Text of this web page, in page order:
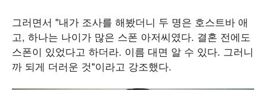
그러면서 "내가 조사를 해봤더니 두 명은 호스트바 애
고, 하나는 나이가 많은 스폰 아저씨였다. 결혼 전에도
스폰이 있었다고 하더라. 이름 대면 알 수 있다. 그러니
까 되게 더러운 것"이라고 강조했다.